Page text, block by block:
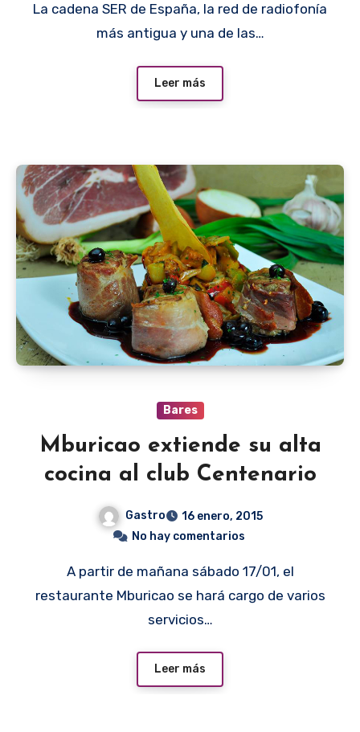
La cadena SER de España, la red de radiofonía
más antigua y una de las…
Leer más
Bares
Mburicao extiende su alta
cocina al club Centenario
Gastro
16 enero, 2015
No hay comentarios
A partir de mañana sábado 17/01, el
restaurante Mburicao se hará cargo de varios
servicios…
Leer más